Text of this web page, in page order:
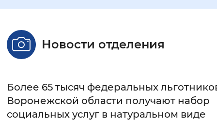
Настройка режима отображения
Стандартный Увеличенный
Без засечек
Интервал между буквами
Новости отделения
Более 65 тысяч федеральных
Воронежской области получают набор
социальных услуг в натуральном виде